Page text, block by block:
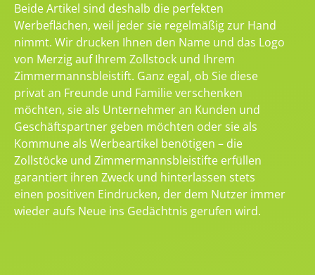
Beide Artikel sind deshalb die perfekten
Werbeflächen, weil jeder sie regelmäßig zur Hand
nimmt. Wir drucken Ihnen den Name und das Logo
von Merzig auf Ihrem Zollstock und Ihrem
Zimmermannsbleistift. Ganz egal, ob Sie diese
privat an Freunde und Familie verschenken
möchten, sie als Unternehmer an Kunden und
Geschäftspartner geben möchten oder sie als
Kommune als Werbeartikel benötigen – die
Zollstöcke und Zimmermannsbleistifte erfüllen
garantiert ihren Zweck und hinterlassen stets
einen positiven Eindrucken, der dem Nutzer immer
wieder aufs Neue ins Gedächtnis gerufen wird.